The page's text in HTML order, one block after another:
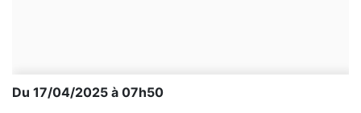
Du 17/04/2025 à 07h50